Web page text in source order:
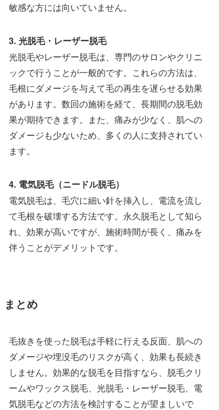
敏感な方には向いていません。
3. 光脱毛・レーザー脱毛
光脱毛やレーザー脱毛は、専門のサロンやクリニ
ックで行うことが一般的です。これらの方法は、
毛根にダメージを与えて毛の再生を遅らせる効果
があります。数回の施術を経て、長期間の脱毛効
果が期待できます。また、痛みが少なく、肌への
ダメージも少ないため、多くの人に支持されてい
ます。
4. 電気脱毛（ニードル脱毛）
電気脱毛は、毛穴に細い針を挿入し、電流を流し
て毛根を破壊する方法です。永久脱毛として知ら
れ、効果が高いですが、施術時間が長く、痛みを
伴うことがデメリットです。
まとめ
毛抜きを使った脱毛は手軽に行える反面、肌への
ダメージや埋没毛のリスクが高く、効果も長続き
しません。効果的な脱毛を目指すなら、脱毛クリ
ームやワックス脱毛、光脱毛・レーザー脱毛、電
気脱毛などの方法を検討することが望ましいで